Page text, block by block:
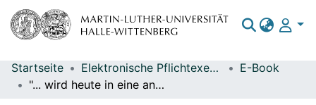
Bereiche & Sammlungen
Startseite Elektronische Pflichtexemplare
E-Book
"... wird heute in eine andere Anstalt verlegt" : nationalsozialistische Zwangssterilisation und "Euthanasie" in der Landes-Heil- und Pflegeanstalt Bernburg : eine Dokumentation / Ute Hoffmann, Dietmar Schulze ; Herausgeber: Regierungspräsidium Dessau